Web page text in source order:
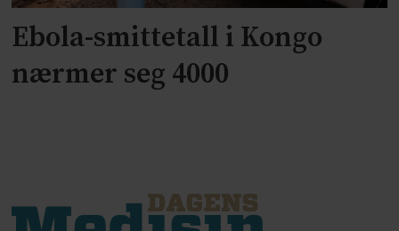
Ebola-smittetall i Kongo
nærmer seg 4000